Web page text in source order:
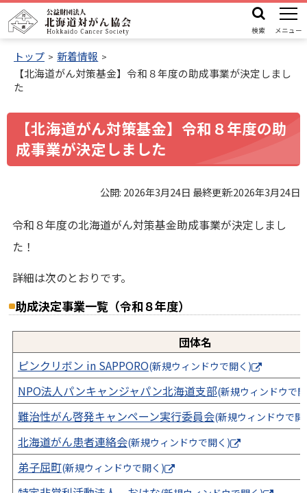
文
ュ
益
団
人
北
海
道
対
ん
メ
ュ
検索 メニュー
トップ
新着情報
【北海道がん対策基金】令和８年度の助成事業が決定しまし
た
【北海道がん対策基金】令和８年度の助
成事業が決定しました
公開: 2026年3月24日 最終更新:2026年3月24日
令和８年度の北海道がん対策基金助成事業が決定しまし
た！
詳細は次のとおりです。
助成決定事業一覧（令和８年度）
団体名
ピンクリボン in SAPPORO(新規ウィンドウで開く)
(外部サイ
NPO法人パンキャンジャパン北海道支部(新規ウィンドウで
難治性がん啓発キャンペーン実行委員会(新規ウィンドウで開
北海道がん患者連絡会(新規ウィンドウで開く)
(外部サイト)
弟子屈町(新規ウィンドウで開く)
(外部サイト)